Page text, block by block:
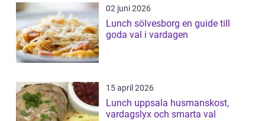
02 juni 2026
Lunch sölvesborg en guide till
goda val i vardagen
15 april 2026
Lunch uppsala husmanskost,
vardagslyx och smarta val